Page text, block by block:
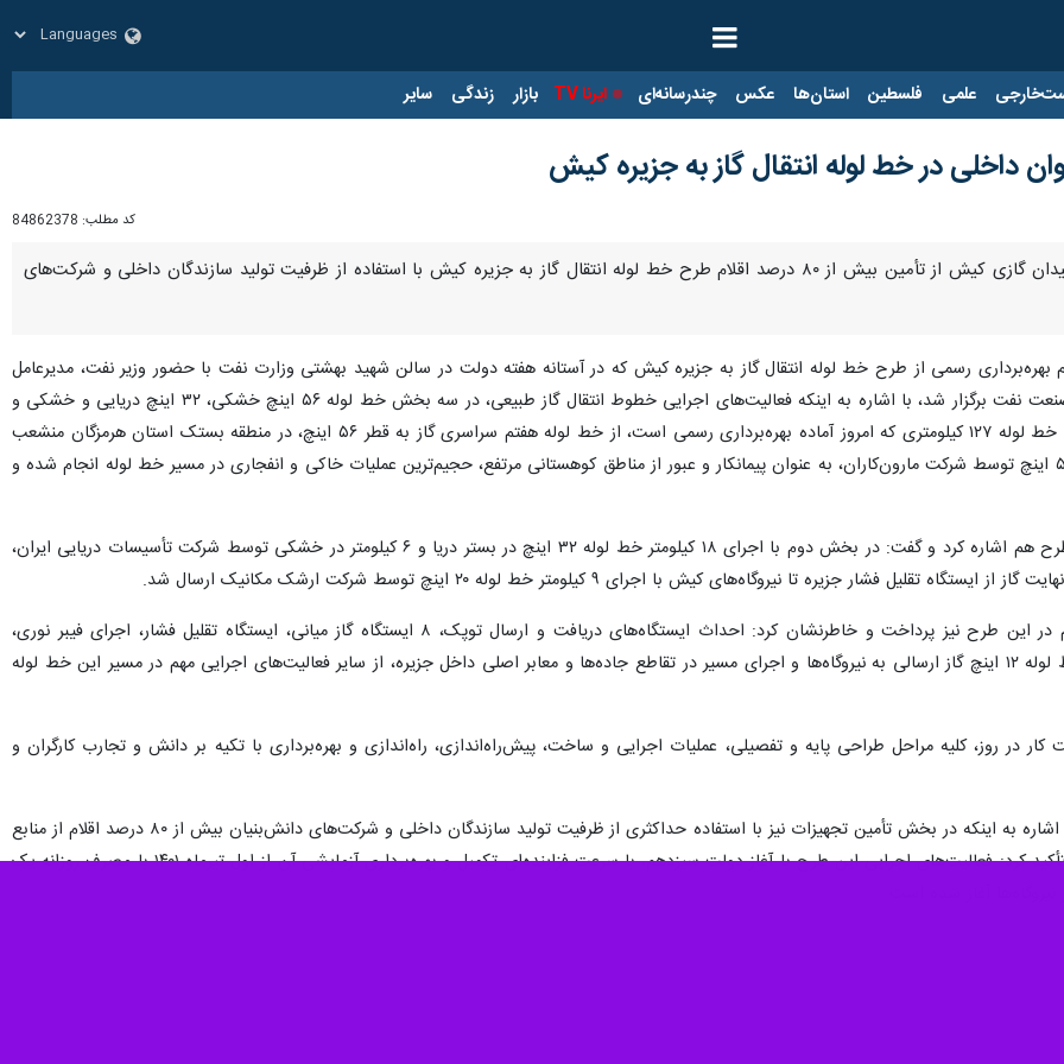
علمی فلسطین استان‌ها عکس چندرسانه‌ای ایرنا TV بازار زندگی سایر
کد مطلب: 84862378